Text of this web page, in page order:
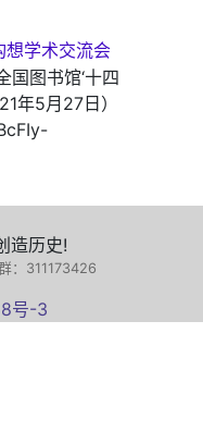
想学术交流会
国图书馆‘十四
年5月27日）
造历史!
：311173426
号-3